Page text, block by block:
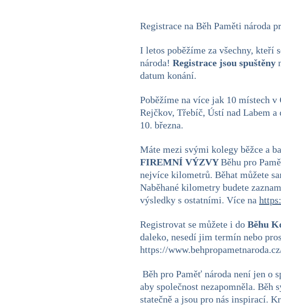
Registrace na Běh Paměti národa
I letos poběžíme za všechny, kteří
národa! Registrace jsou spuštěny
datum konání.
Poběžíme na více jak 10 místech
Rejčkov, Třebíč, Ústí nad Labem
10. března.
Máte mezi svými kolegy běžce a
FIREMNÍ VÝZVYBěhu pro
nejvíce kilometrů. Běhat můžete
Naběhané kilometry budete
výsledky s ostatními. Více na
Registrovat se můžete i do Běhu
daleko, nesedí jim termín nebo
https://
Běh pro Paměť národa není jen o
aby společnost nezapomněla.
statečně a jsou pro nás inspirací.